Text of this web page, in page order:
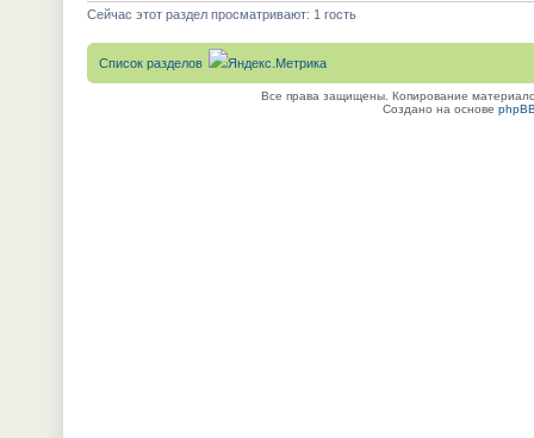
Сейчас этот раздел просматривают: 1 гость
Список разделов
Все права защищены. Копирование
Создано на основе